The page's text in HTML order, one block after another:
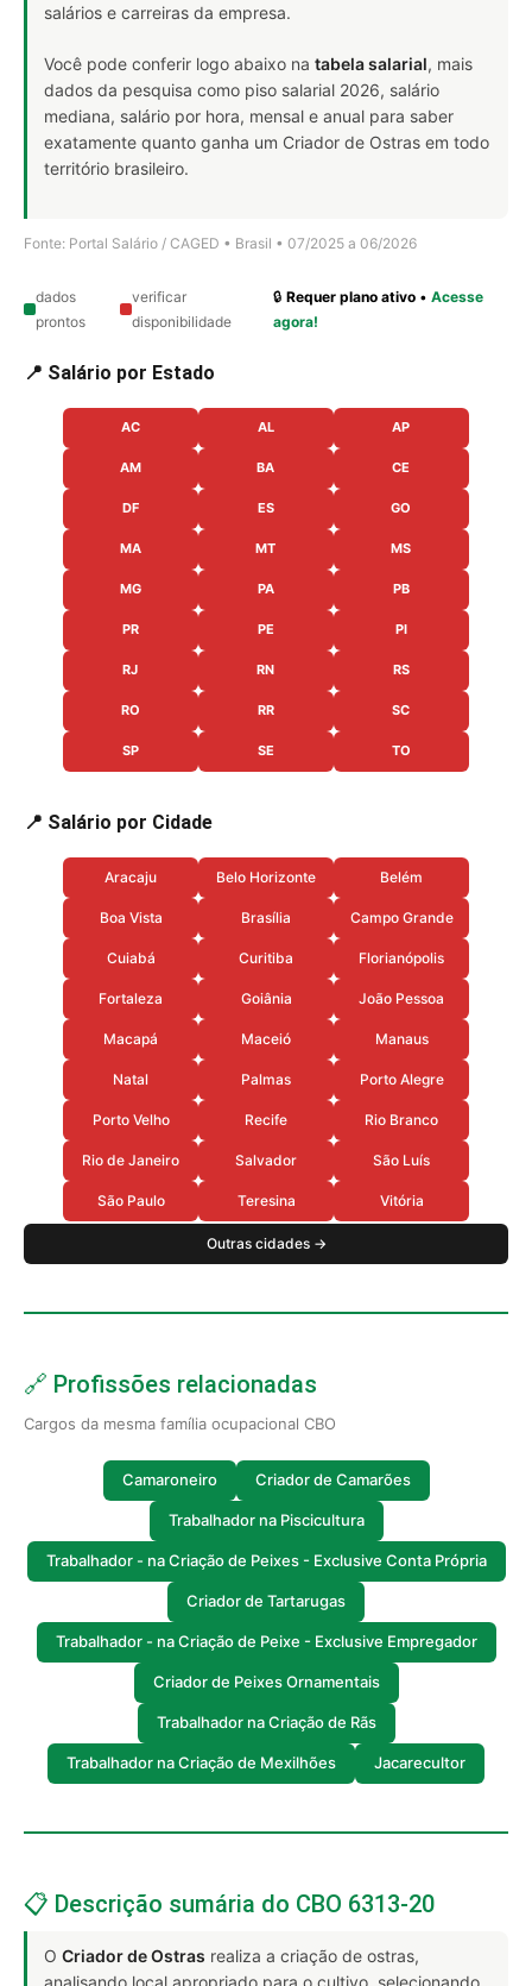
salários e carreiras da empresa.
Você pode conferir logo abaixo na tabela salarial, mais
dados da pesquisa como piso salarial 2026, salário
mediana, salário por hora, mensal e anual para saber
exatamente quanto ganha um Criador de Ostras em todo
território brasileiro.
Fonte: Portal Salário / CAGED • Brasil • 07/2025 a 06/2026
dados
prontos
verificar
disponibilidade
🔒Requer plano ativo •Acesse
agora!
📍 Salário por Estado
AC AL AP
AM BA CE
DF ES GO
MA MT MS
MG PA PB
PR PE PI
RJ RN RS
RO RR SC
SP SE TO
📍 Salário por Cidade
Aracaju Belo Horizonte Belém
Boa Vista Brasília Campo Grande
Cuiabá Curitiba Florianópolis
Fortaleza Goiânia João Pessoa
Macapá Maceió Manaus
Natal Palmas Porto Alegre
Porto Velho Recife Rio Branco
Rio de Janeiro Salvador São Luís
São Paulo Teresina Vitória
Outras cidades →
🔗 Profissões relacionadas
Cargos da mesma família ocupacional CBO
Camaroneiro Criador de Camarões
Trabalhador na Piscicultura
Trabalhador - na Criação de Peixes - Exclusive Conta Própria
Criador de Tartarugas
Trabalhador - na Criação de Peixe - Exclusive Empregador
Criador de Peixes Ornamentais
Trabalhador na Criação de Rãs
Trabalhador na Criação de Mexilhões Jacarecultor
📋 Descrição sumária do CBO 6313-20
O Criador de Ostras realiza a criação de ostras,
analisando local apropriado para o cultivo, selecionando